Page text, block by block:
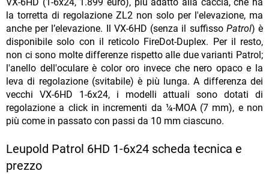
la torretta di regolazione ZL2 non solo per l'elevazione, ma
anche per l’elevazione. Il VX-6HD (senza il suffisso Patrol) è
disponibile solo con il reticolo FireDot-Duplex. Per il resto,
non ci sono molte differenze rispetto alle due varianti Patrol;
l'anello dell'oculare è color oro invece che nero opaco e la
leva di regolazione (svitabile) è più lunga. A differenza dei
vecchi VX-6HD 1-6x24, i modelli attuali sono dotati di
regolazione a click in incrementi da ¼-MOA (7 mm), e non
più come in passato con passi da 10 mm ciascuno.
Leupold Patrol 6HD 1-6x24 scheda tecnica e
prezzo